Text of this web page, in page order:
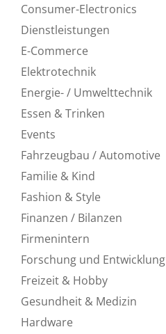
Consumer-Electronics
Dienstleistungen
E-Commerce
Elektrotechnik
Energie- / Umwelttechnik
Essen & Trinken
Events
Fahrzeugbau / Automotive
Familie & Kind
Fashion & Style
Finanzen / Bilanzen
Firmenintern
Forschung und Entwicklung
Freizeit & Hobby
Gesundheit & Medizin
Hardware